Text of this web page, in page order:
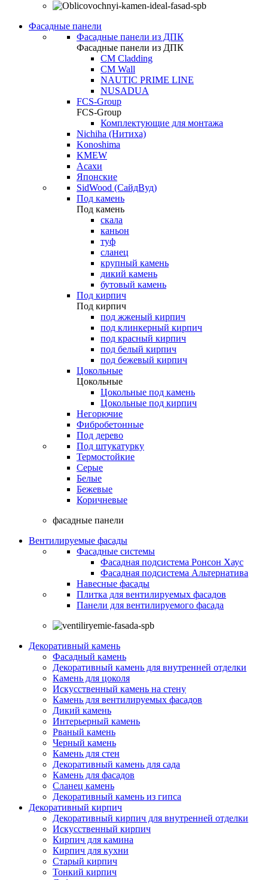
Фасадные панели
Фасадные панели из ДПК
Фасадные панели из ДПК
CM Cladding
CM Wall
NAUTIC PRIME LINE
NUSADUA
FCS-Group
FCS-Group
Комплектующие для монтажа
Nichiha (Нитиха)
Konoshima
KMEW
Асахи
Японские
SidWood (СайдВуд)
Под камень
Под камень
скала
каньон
туф
сланец
крупный камень
дикий камень
бутовый камень
Под кирпич
Под кирпич
под жженый кирпич
под клинкерный кирпич
под красный кирпич
под белый кирпич
под бежевый кирпич
Цокольные
Цокольные
Цокольные под камень
Цокольные под кирпич
Негорючие
Фибробетонные
Под дерево
Под штукатурку
Термостойкие
Серые
Белые
Бежевые
Коричневые
фасадные панели
Вентилируемые фасады
Фасадные системы
Фасадная подсистема Ронсон Хаус
Фасадная подсистема Альтернатива
Навесные фасады
Плитка для вентилируемых фасадов
Панели для вентилируемого фасада
Декоративный камень
Фасадный камень
Декоративный камень для внутренней отделки
Камень для цоколя
Искусственный камень на стену
Камень для вентилируемых фасадов
Дикий камень
Интерьерный камень
Рваный камень
Черный камень
Камень для стен
Декоративный камень для сада
Камень для фасадов
Сланец камень
Декоративный камень из гипса
Декоративный кирпич
Декоративный кирпич для внутренней отделки
Искусственный кирпич
Кирпич для камина
Кирпич для кухни
Старый кирпич
Тонкий кирпич